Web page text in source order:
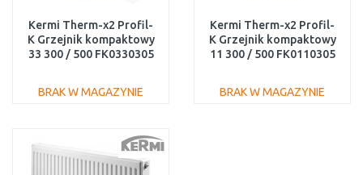
Kermi Therm-x2 Profil-
K Grzejnik kompaktowy
33 300 / 500 FK0330305
BRAK W MAGAZYNIE
Do porównania
Kermi Therm-x2 Profil-
K Grzejnik kompaktowy
11 300 / 500 FK0110305
BRAK W MAGAZYNIE